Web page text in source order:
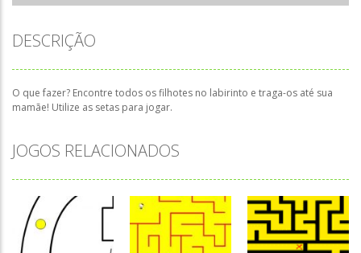
DESCRIÇÃO
O que fazer? Encontre todos os filhotes no labirinto e traga-os até sua
mamãe! Utilize as setas para jogar.
JOGOS RELACIONADOS